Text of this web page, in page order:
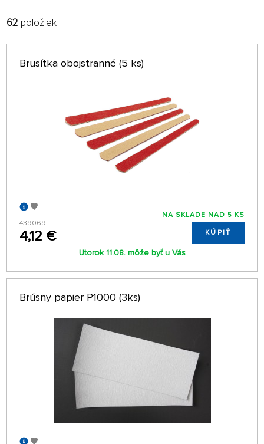
FILTROVAŤ:
ABECEDNE
62 položiek
Brusítka obojstranné (5 ks)
439069
4,12 €
NA SKLADE NAD 5 KS
KÚPIŤ
Utorok 11.08. môže byť u Vás
Brúsny papier P1000 (3ks)